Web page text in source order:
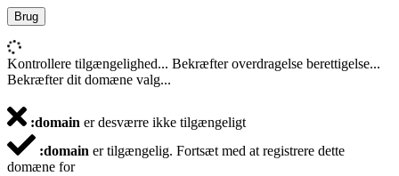
Brug
Kontrollere tilgængelighed... Bekræfter overdragelse berettigelse...
Bekræfter dit domæne valg...
:domain er desværre ikke tilgængeligt
:domain er tilgængelig. Fortsæt med at registrere dette
domæne for